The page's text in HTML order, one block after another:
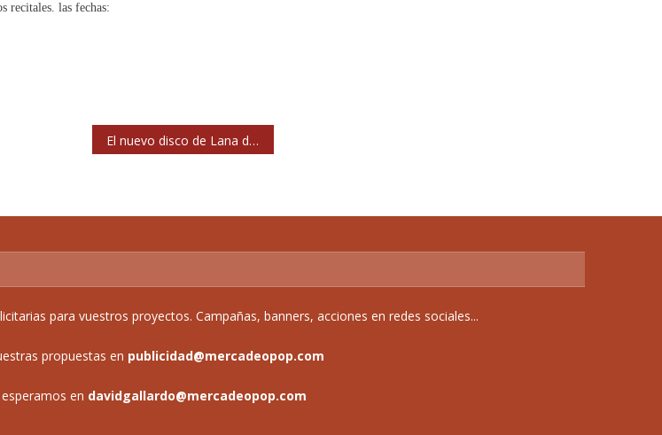
recitales. las fechas:
El nuevo disco de Lana del Rey llegará el 13 de junio
para vuestros proyectos. Campañas, banners, acciones en redes sociales...
propuestas en publicidad@mercadeopop.com
en davidgallardo@mercadeopop.com